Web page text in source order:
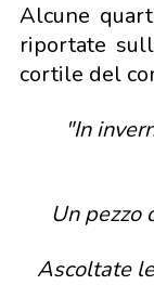
Alcune
riportate
cortile del
"In
Un pezzo
Ascoltate